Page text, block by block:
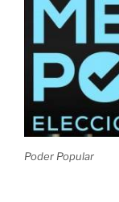
Poder Popular